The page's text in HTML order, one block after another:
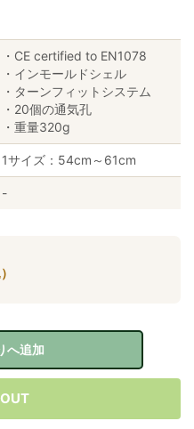
・CE certified to EN1078
・インモールドシェル
・ターンフィットシステム
・20個の通気孔
・重量320g
1サイズ：54cm～61cm
-
へ追加